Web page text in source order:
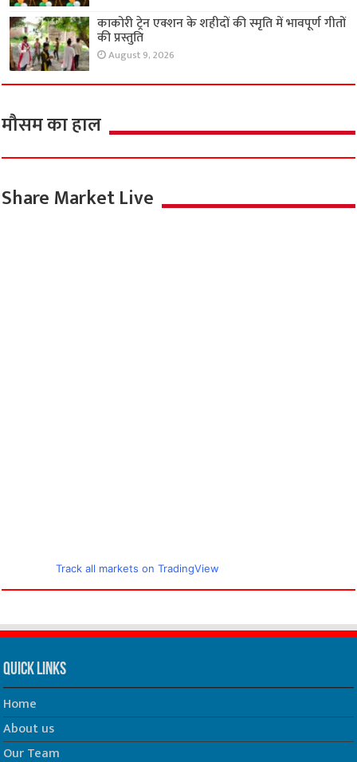
काकोरी ट्रेन एक्शन के शहीदों की स्मृति में भावपूर्ण गीतों
की प्रस्तुति
August 9, 2026
मौसम का हाल
Share Market Live
Track all markets on TradingView
Quick Links
Home
About us
Our Team